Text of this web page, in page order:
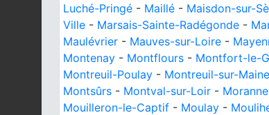
Luché-Pringé - Maillé - Maisdon-sur-
Ville - Marsais-Sainte-Radégonde -
Maulévrier - Mauves-sur-Loire -
Montenay - Montflours - Montfort-le-
Montreuil-Poulay - Montreuil-sur-Maine
Montsûrs - Montval-sur-Loir -
Mouilleron-le-Captif - Moulay -